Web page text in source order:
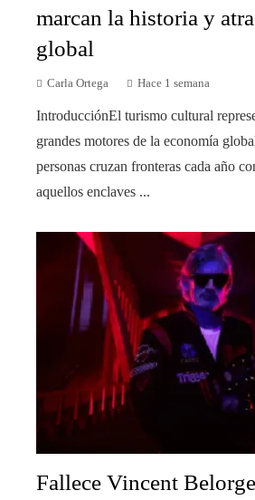
marcan la historia y
global
Carla Ortega Hace 1 semana
IntroducciónEl turismo cultural
grandes motores de la economía
personas cruzan fronteras cada año
aquellos enclaves ...
Fallece Vincent